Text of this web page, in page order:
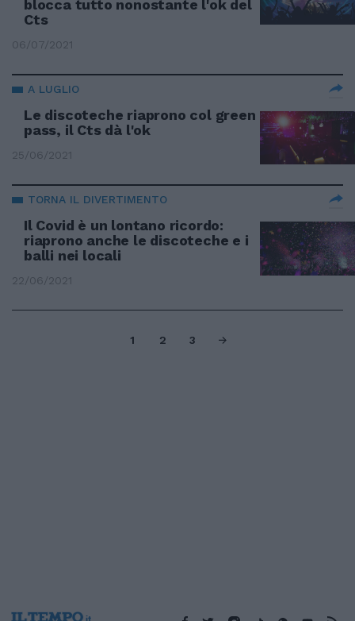
blocca tutto nonostante l'ok del
Cts
06/07/2021
A LUGLIO
Le discoteche riaprono col green
pass, il Cts dà l'ok
25/06/2021
TORNA IL DIVERTIMENTO
Il Covid è un lontano ricordo:
riaprono anche le discoteche e i
balli nei locali
22/06/2021
1 2 3